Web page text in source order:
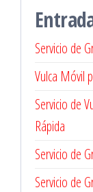
Servicio de
Vulca Móvil
Servicio de
Rápida
Servicio de
Servicio de